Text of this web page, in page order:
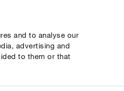
and to analyse our
advertising and
to them or that